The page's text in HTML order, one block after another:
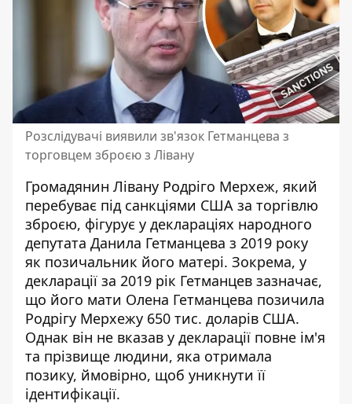
Розслідувачі виявили зв'язок Гетманцева з
торговцем зброєю з Лівану
Громадянин Лівану Родріго Мерхеж, який
перебуває під санкціями США за торгівлю
зброєю, фігурує у деклараціях народного
депутата Данила Гетманцева з 2019 року
як позичальник його матері. Зокрема, у
декларації за 2019 рік Гетманцев зазначає,
що його мати Олена Гетманцева позичила
Родрігу Мерхежу 650 тис. доларів США.
Однак він не вказав у декларації повне ім'я
та прізвище людини, яка отримала
позику, ймовірно, щоб уникнути її
ідентифікації.